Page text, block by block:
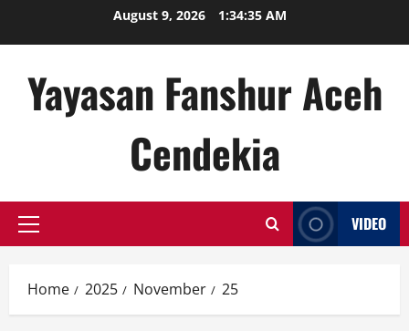
August 9, 2026 1:34:35 AM
Yayasan Fanshur Aceh
Cendekia
Primary
VIDEO
Home 2025 November 25